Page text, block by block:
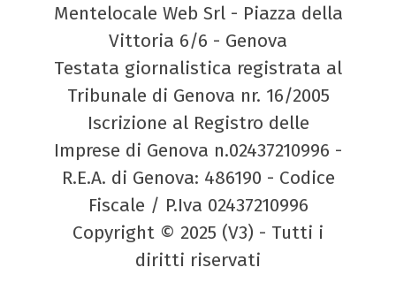
Mentelocale Web Srl - Piazza della
Vittoria 6/6 - Genova
Testata giornalistica registrata al
Tribunale di Genova nr. 16/2005
Iscrizione al Registro delle
Imprese di Genova n.02437210996 -
R.E.A. di Genova: 486190 - Codice
Fiscale / P.Iva 02437210996
Copyright © 2025 (V3) - Tutti i
diritti riservati